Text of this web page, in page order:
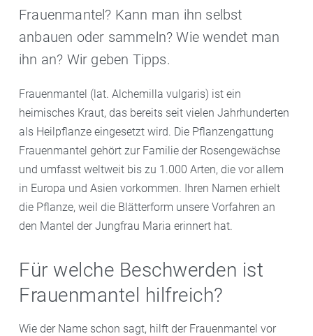
Frauenmantel? Kann man ihn selbst
anbauen oder sammeln? Wie wendet man
ihn an? Wir geben Tipps.
Frauenmantel (lat. Alchemilla vulgaris) ist ein
heimisches Kraut, das bereits seit vielen Jahrhunderten
als Heilpflanze eingesetzt wird. Die Pflanzengattung
Frauenmantel gehört zur Familie der Rosengewächse
und umfasst weltweit bis zu 1.000 Arten, die vor allem
in Europa und Asien vorkommen. Ihren Namen erhielt
die Pflanze, weil die Blätterform unsere Vorfahren an
den Mantel der Jungfrau Maria erinnert hat.
Für welche Beschwerden ist
Frauenmantel hilfreich?
Wie der Name schon sagt, hilft der Frauenmantel vor